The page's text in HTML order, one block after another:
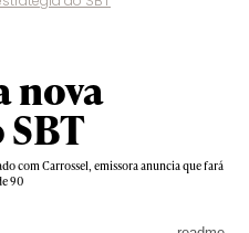
nova
com Carrossel, emissora anuncia que fará
90